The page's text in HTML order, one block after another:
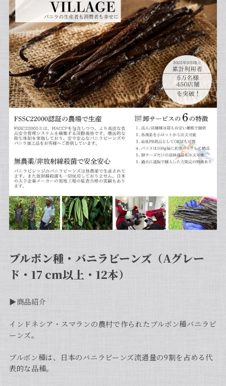
ブルボン種・バニラビーンズ（Aグレー
ド・17 cm以上・12本）
▶︎商品紹介
インドネシア・スマランの農村で作られたブルボン種バニラビ
ーンズ。
ブルボン種は、日本のバニラビーンズ流通量の9割を占める代
表的な品種。